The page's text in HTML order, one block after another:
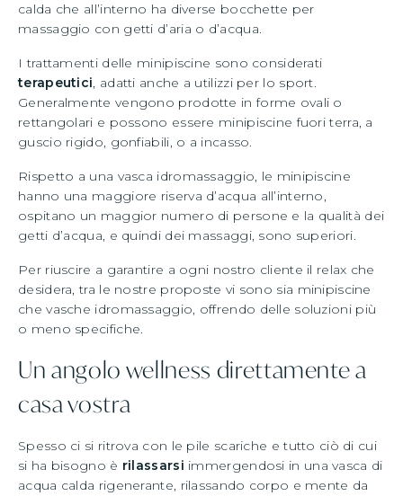
calda che all’interno ha diverse bocchette per
massaggio con getti d’aria o d’acqua.
I trattamenti delle minipiscine sono considerati
terapeutici, adatti anche a utilizzi per lo sport.
Generalmente vengono prodotte in forme ovali o
rettangolari e possono essere minipiscine fuori terra, a
guscio rigido, gonfiabili, o a incasso.
Rispetto a una vasca idromassaggio, le minipiscine
hanno una maggiore riserva d’acqua all’interno,
ospitano un maggior numero di persone e la qualità dei
getti d’acqua, e quindi dei massaggi, sono superiori.
Per riuscire a garantire a ogni nostro cliente il relax che
desidera, tra le nostre proposte vi sono sia minipiscine
che vasche idromassaggio, offrendo delle soluzioni più
o meno specifiche.
Un angolo wellness direttamente a
casa vostra
Spesso ci si ritrova con le pile scariche e tutto ciò di cui
si ha bisogno è rilassarsi immergendosi in una vasca di
acqua calda rigenerante, rilassando corpo e mente da